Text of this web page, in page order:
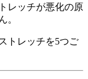
レッチが悪化の原
。
トレッチを5つご